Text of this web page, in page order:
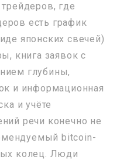
где
есть график
японских свечей)
книга заявок с
глубины,
и информационная
и учёте
речи конечно не
bitcoin-
колец. Люди